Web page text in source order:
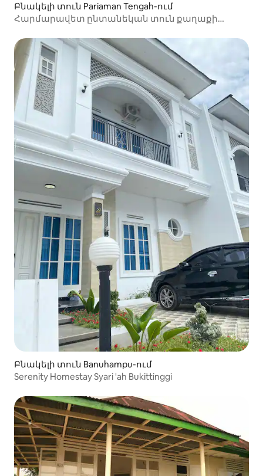
Բնակելի տուն Pariaman Tengah-ում
Հարմարավետ ընտանեկան տուն քաղաքի
Բնակելի տուն Banuhampu-ում
Serenity Homestay Syari 'ah Bukittinggi